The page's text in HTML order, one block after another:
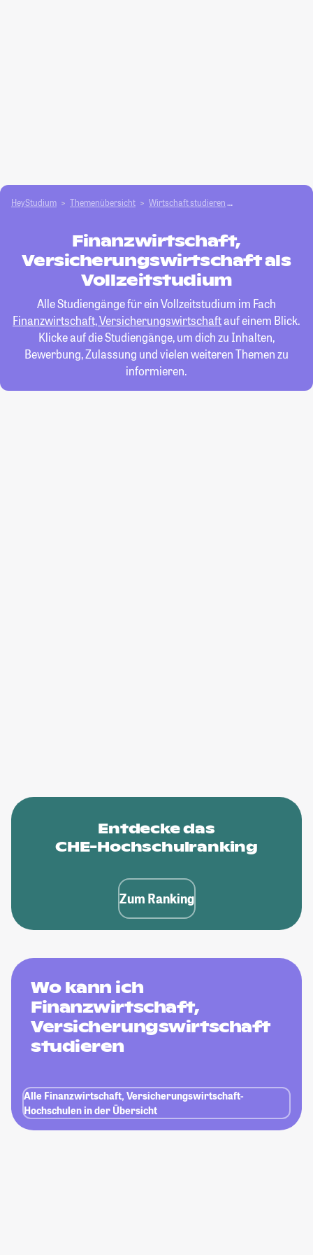
HeyStudium Themenübersicht Wirtschaft studieren
Finanzwirtschaft,
Versicherungswirtschaft als
Vollzeitstudium
Alle Studiengänge für ein Vollzeitstudium im Fach
Finanzwirtschaft, Versicherungswirtschaftauf einem Blick.
Klicke auf die Studiengänge, um dich zu Inhalten,
Bewerbung, Zulassung und vielen weiteren Themen zu
informieren.
Entdecke das
CHE-Hochschulranking
Zum Ranking
Wo kann ich
Finanzwirtschaft,
Versicherungswirtschaft
studieren
Alle Finanzwirtschaft, Versicherungswirtschaft-
Hochschulen in der Übersicht